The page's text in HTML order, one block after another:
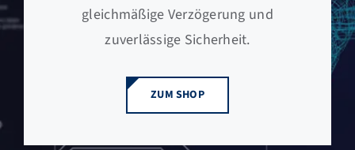
gleichmäßige Verzögerung und
zuverlässige Sicherheit.
ZUM SHOP